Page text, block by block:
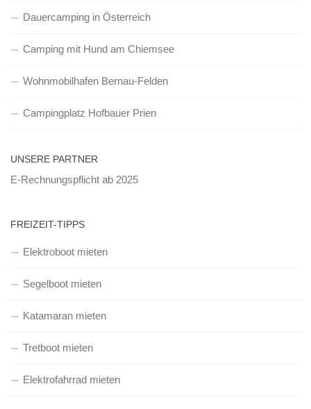
Dauercamping in Österreich
Camping mit Hund am Chiemsee
Wohnmobilhafen Bernau-Felden
Campingplatz Hofbauer Prien
UNSERE PARTNER
E-Rechnungspflicht ab 2025
FREIZEIT-TIPPS
Elektroboot mieten
Segelboot mieten
Katamaran mieten
Tretboot mieten
Elektrofahrrad mieten